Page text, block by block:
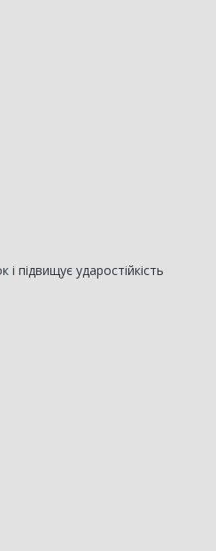
підвищує ударостійкість